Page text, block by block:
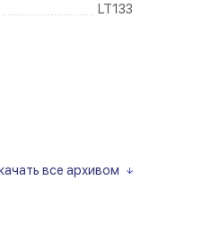
LT133
все архивом